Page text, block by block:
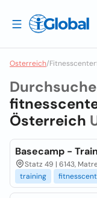
Osterreich/
Österreich
Basecamp -
Statz 49 | 6143,
training